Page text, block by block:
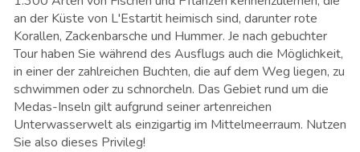
an der Küste von L'Estartit heimisch sind, darunter rote
Korallen, Zackenbarsche und Hummer. Je nach gebuchter
Tour haben Sie während des Ausflugs auch die Möglichkeit,
in einer der zahlreichen Buchten, die auf dem Weg liegen, zu
schwimmen oder zu schnorcheln. Das Gebiet rund um die
Medas-Inseln gilt aufgrund seiner artenreichen
Unterwasserwelt als einzigartig im Mittelmeerraum. Nutzen
Sie also dieses Privileg!